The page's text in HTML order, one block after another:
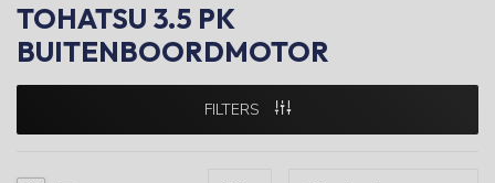
TOHATSU 3.5 PK
BUITENBOORDMOTOR
FILTERS